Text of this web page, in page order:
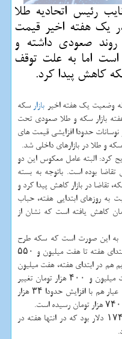
رئیس اتحادیه طلا
در یك هفته اخیر قیمت
صعودی داشته و
اما به علت توقف
كاهش پیدا كرد.
وضعیت یک هفته اخیر بازار سکه
بازار سکه و طلا صعودی تحت
حدودا افزایشی قیمت های
و طلا در بازارهای داخلی شد.
کرد: البته عامل معکوس این دو
بوده است. باتوجه به بسته
تقاضا در بازار کاهش پیدا کرد و
روزهای ابتدایی هفته، حباب
تومان به ۲۰۰ هزار تومان کاهش یافته است که نشان از
به این صورت است که سکه طرح
جدید از هفت میلیون و ۳۳۰ هزار تومان ابتدای هفته تا هفت میلیون و ۵۵۰
هم در ابتدای هفته، هفت میلیون
تومان قیمت داشته اما در انتها هفته به هفت میلیون و ۴۰۰ هزار تومان تغییر
قیمت داشته است. قیمت هر گرم طلای ۱۸ عیار هم با افزایش حدودا ۳۴ هزار
همینطور در ابتدای هفته هر انس جهانی ۱۷۴۳ دلار بود که در انتها هفته در